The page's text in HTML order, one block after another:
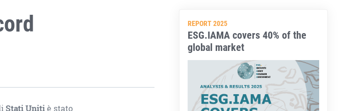
Stati Unitiè stato
REPORT 2025
ESG.IAMA covers 40% of the
global market